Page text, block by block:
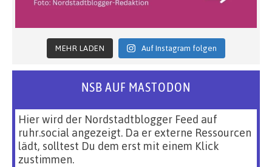
MEHR LADEN Auf Instagram folgen
NSB AUF MASTODON
Hier wird der Nordstadtblogger Feed auf
ruhr.social angezeigt. Da er externe Ressourcen
lädt, solltest Du dem erst mit einem Klick
zustimmen.